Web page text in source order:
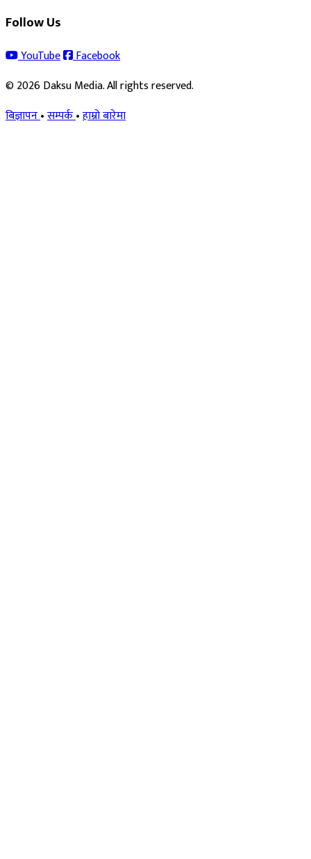
Follow Us
YouTube
Facebook
© 2026 Daksu Media. All rights reserved.
बिज्ञापन•सम्पर्क•हाम्रो बारेमा